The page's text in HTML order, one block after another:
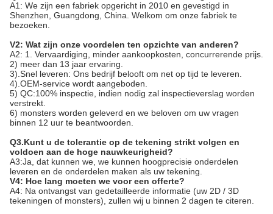
A1: We zijn een fabriek opgericht in 2010 en gevestigd in
Shenzhen, Guangdong, China. Welkom om onze fabriek te
bezoeken.
V2: Wat zijn onze voordelen ten opzichte van anderen?
A2: 1. Vervaardiging, minder aankoopkosten, concurrerende prijs.
2) meer dan 13 jaar ervaring.
3).Snel leveren: Ons bedrijf belooft om net op tijd te leveren.
4).OEM-service wordt aangeboden.
5) QC:100% inspectie, indien nodig zal inspectieverslag worden
verstrekt.
6) monsters worden geleverd en we beloven om uw vragen
binnen 12 uur te beantwoorden.
Q3.Kunt u de tolerantie op de tekening strikt volgen en
voldoen aan de hoge nauwkeurigheid?
A3:Ja, dat kunnen we, we kunnen hoogprecisie onderdelen
leveren en de onderdelen maken als uw tekening.
V4: Hoe lang moeten we voor een offerte?
A4: Na ontvangst van gedetailleerde informatie (uw 2D / 3D
tekeningen of monsters), zullen wij u binnen 2 dagen te citeren.